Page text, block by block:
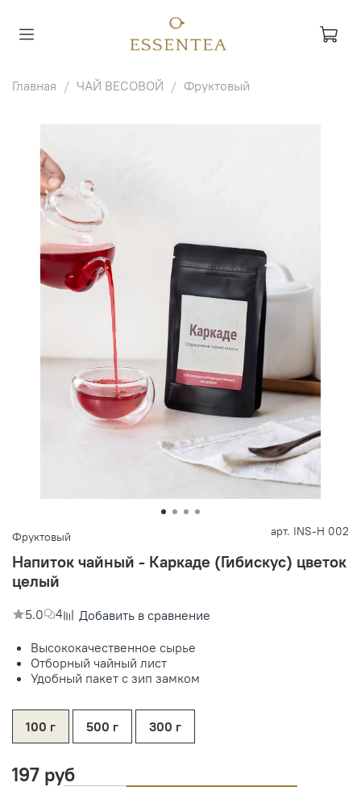
Главная ЧАЙ ВЕСОВОЙ Фруктовый
Фруктовый арт. INS-H 002
Напиток чайный - Каркаде (Гибискус) цветок
целый
5.0 4
Добавить в сравнение
Высококачественное сырье
Отборный чайный лист
Удобный пакет с зип замком
100 г 500 г 300 г
197 руб